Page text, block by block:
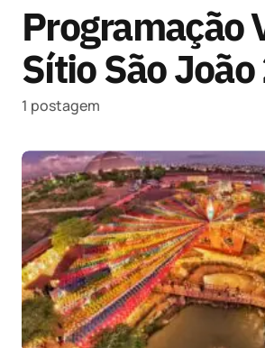
Programação
Sítio São
1 postagem